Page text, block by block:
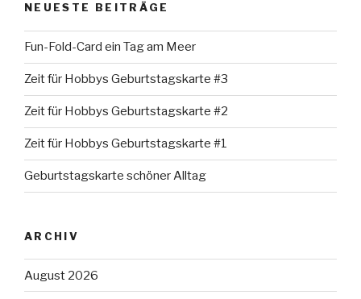
NEUESTE BEITRÄGE
Fun-Fold-Card ein Tag am Meer
Zeit für Hobbys Geburtstagskarte #3
Zeit für Hobbys Geburtstagskarte #2
Zeit für Hobbys Geburtstagskarte #1
Geburtstagskarte schöner Alltag
ARCHIV
August 2026